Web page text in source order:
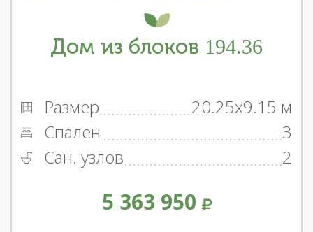
Дом из блоков 194.36
Размер
20.25x9.15 м
Спален
3
Сан. узлов
2
5 363 950